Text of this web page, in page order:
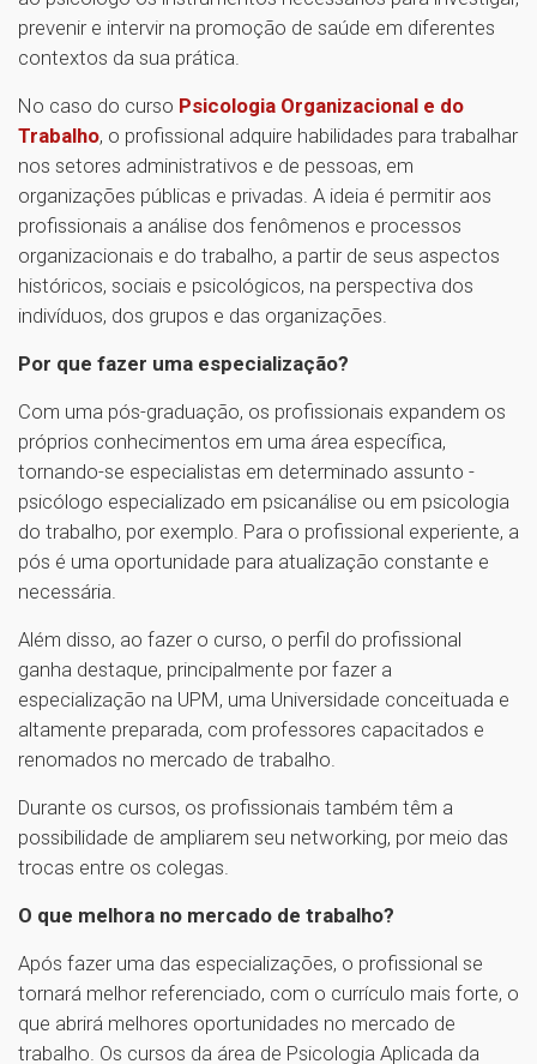
prevenir e intervir na promoção de saúde em diferentes
contextos da sua prática.
No caso do curso Psicologia Organizacional e do
Trabalho, o profissional adquire habilidades para trabalhar
nos setores administrativos e de pessoas, em
organizações públicas e privadas. A ideia é permitir aos
profissionais a análise dos fenômenos e processos
organizacionais e do trabalho, a partir de seus aspectos
históricos, sociais e psicológicos, na perspectiva dos
indivíduos, dos grupos e das organizações.
Por que fazer uma especialização?
Com uma pós-graduação, os profissionais expandem os
próprios conhecimentos em uma área específica,
tornando-se especialistas em determinado assunto -
psicólogo especializado em psicanálise ou em psicologia
do trabalho, por exemplo. Para o profissional experiente, a
pós é uma oportunidade para atualização constante e
necessária.
Além disso, ao fazer o curso, o perfil do profissional
ganha destaque, principalmente por fazer a
especialização na UPM, uma Universidade conceituada e
altamente preparada, com professores capacitados e
renomados no mercado de trabalho.
Durante os cursos, os profissionais também têm a
possibilidade de ampliarem seu networking, por meio das
trocas entre os colegas.
O que melhora no mercado de trabalho?
Após fazer uma das especializações, o profissional se
tornará melhor referenciado, com o currículo mais forte, o
que abrirá melhores oportunidades no mercado de
trabalho. Os cursos da área de Psicologia Aplicada da